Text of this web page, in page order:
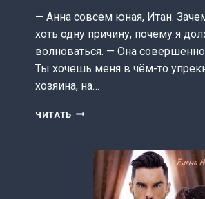
— Анна совсем юная, Итан.
хоть одну причину, почему я
волноваться. — Она
Ты хочешь меня в чём-то
хозяина, на…
ЧИТАТЬ НЕВИННАЯ
(ЕЛЕНА
НИКОЛАЕВА)